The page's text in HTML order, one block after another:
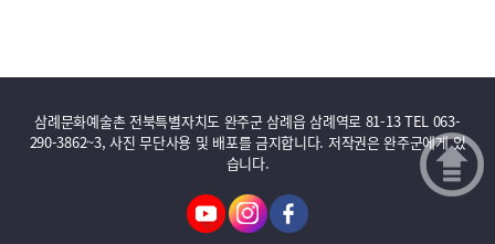
삼례문화예술촌 전북특별자치도 완주군 삼례읍 삼례역로 81-13 TEL 063-
290-3862~3, 사진 무단사용 및 배포를 금지합니다. 저작권은 완주군에게 있
습니다.